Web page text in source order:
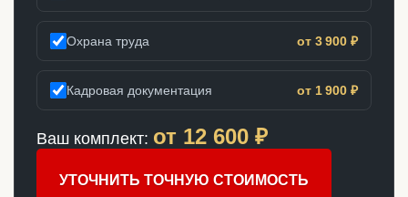
Охрана труда от 3 900 ₽
Кадровая документация от 1 900 ₽
Ваш комплект: от 12 600 ₽
УТОЧНИТЬ ТОЧНУЮ СТОИМОСТЬ